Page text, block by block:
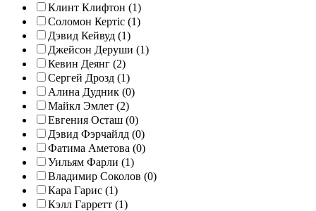
Клинт Клифтон (1)
Соломон Кертіс (1)
Дэвид Кейвуд (1)
Джейсон Деруши (1)
Кевин Деянг (2)
Сергей Дрозд (1)
Алина Дудник (0)
Майкл Эмлет (2)
Евгения Осташ (0)
Дэвид Фэрчайлд (0)
Фатима Аметова (0)
Уильям Фарли (1)
Владимир Соколов (0)
Кара Гарис (1)
Кэлл Гарретт (1)